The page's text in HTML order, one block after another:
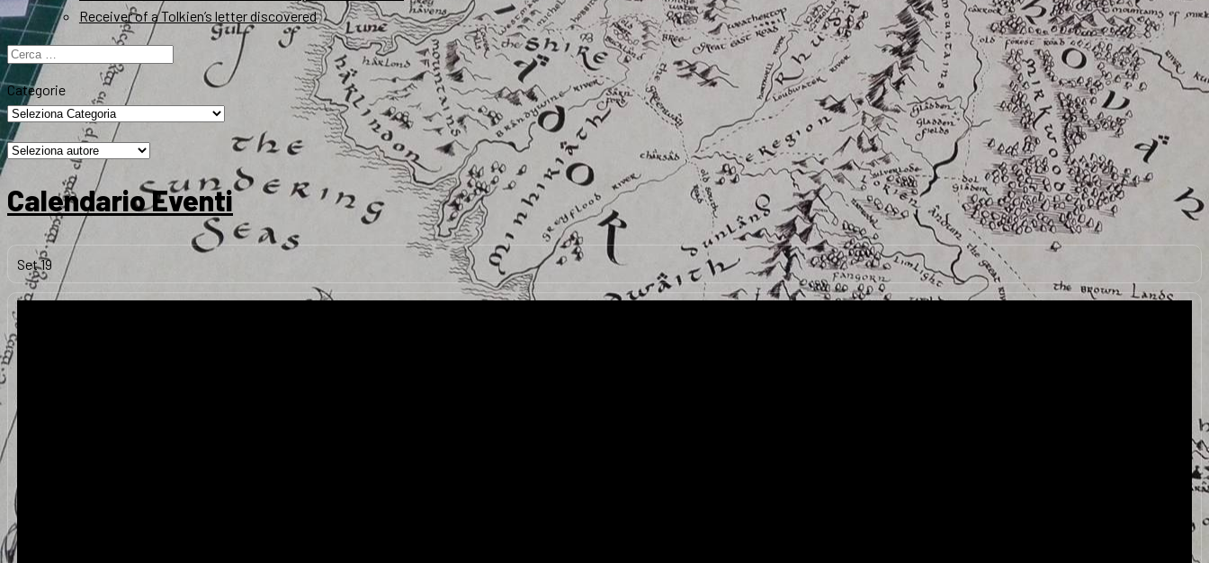
Receiver of a Tolkien’s letter discovered
Ricerca
per:
Categorie
Calendario Eventi
Set19